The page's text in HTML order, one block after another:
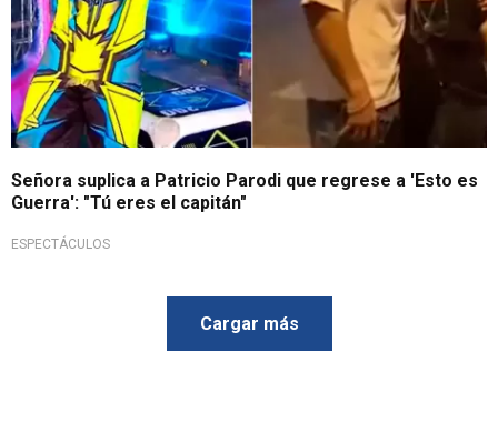
Señora suplica a Patricio Parodi que regrese a 'Esto es
Guerra': "Tú eres el capitán"
ESPECTÁCULOS
Cargar más